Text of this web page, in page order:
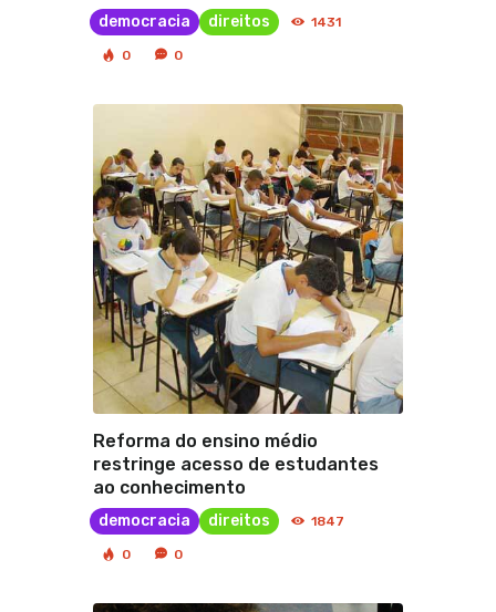
democracia direitos 1431
0 0
Reforma do ensino médio
restringe acesso de estudantes
ao conhecimento
democracia direitos 1847
0 0